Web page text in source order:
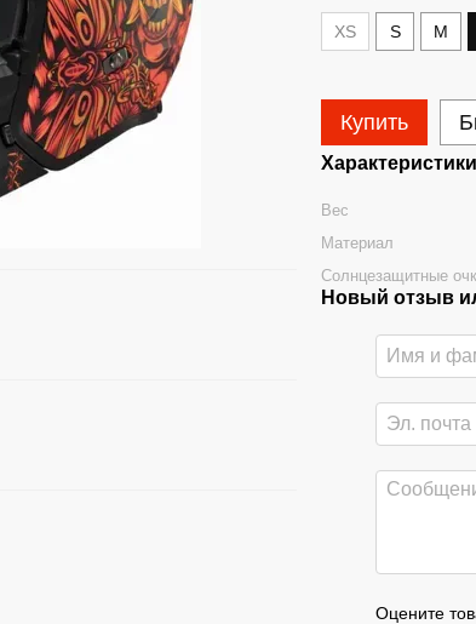
XS S M
Купить
Характеристики
Вес
Материал
Солнцезащитные
Новый отзыв
Оцените